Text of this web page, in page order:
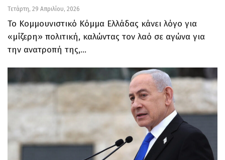
Τετάρτη, 29 Απριλίου, 2026
Το Κομμουνιστικό Κόμμα Ελλάδας κάνει λόγο για
«μίζερη» πολιτική, καλώντας τον λαό σε αγώνα για
την ανατροπή της,…